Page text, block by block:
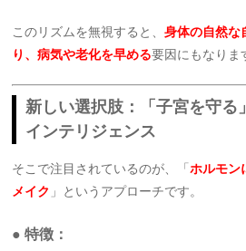
このリズムを無視すると、身体の自然な
り、病気や老化を早める要因にもなりま
新しい選択肢：「子宮を守る
インテリジェンス
そこで注目されているのが、「ホルモン
メイク 」というアプローチです。
● 特徴：